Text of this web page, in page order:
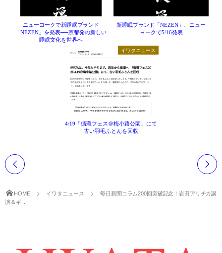
ニューヨークで新睡眠ブランド
「NEZEN」を発表──京都発の新しい
睡眠文化を世界へ
新睡眠ブランド「NEZEN」、ニュー
ヨークで5/16発表
イワタニュース
4/19「循環フェス＠梅小路公園」にて
古い羽毛ふとんを回収
HOME イワタニュース
毎日新聞コラム200回突破記念！岩田アリチカ講
演＆ギ...